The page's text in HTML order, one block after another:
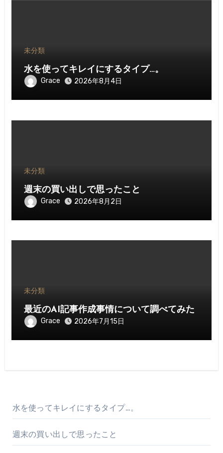
未分類
水を使ってキレイにするタイプ…。
Grace 2026年8月4日
未分類
週末の買い出しで思ったこと
Grace 2026年8月2日
未分類
最近のAI記事作成事情について調べてみた
Grace 2026年7月15日
水を使ってキレイにするタイプ…。
週末の買い出しで思ったこと